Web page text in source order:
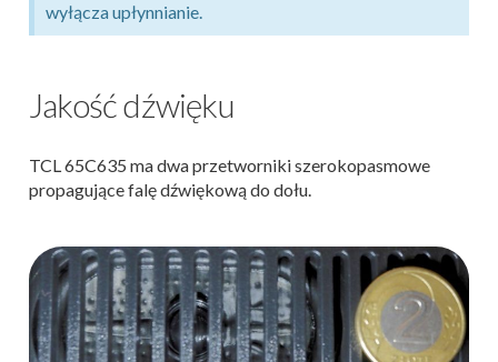
wyłącza upłynnianie.
Jakość dźwięku
TCL 65C635 ma dwa przetworniki szerokopasmowe
propagujące falę dźwiękową do dołu.